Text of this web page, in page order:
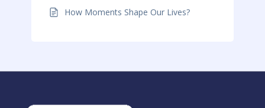
How Moments Shape Our Lives?